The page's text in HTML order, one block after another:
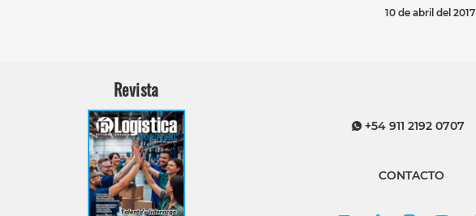
10 de abril del 2017
Revista
+54 911 2192 0707
CONTACTO